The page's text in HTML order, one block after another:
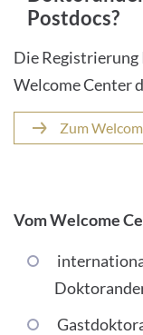
Postdocs?
Die Registrierung
Welcome Center
Zum
Vom Welcome